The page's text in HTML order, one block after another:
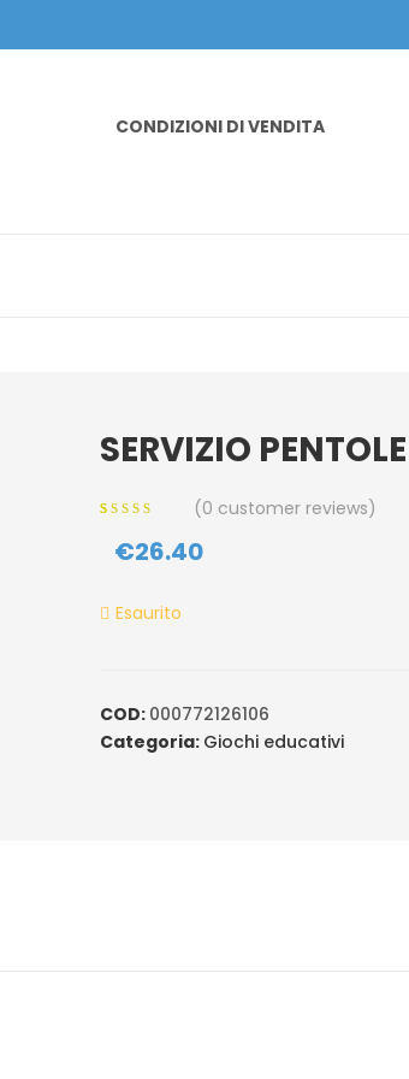
CONDIZIONI DI VENDITA
SERVIZIO
based on
(0 customer reviews)
€26.40
Esaurito
COD: 000772126106
Categoria: Giochi educativi